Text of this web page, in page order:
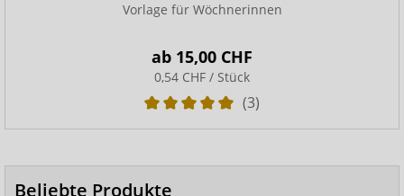
Vorlage für Wöchnerinnen
ab 15,00 CHF
0,54 CHF / Stück
(3)
Beliebte Produkte